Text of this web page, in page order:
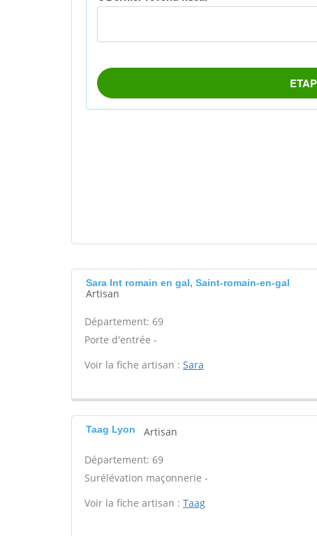
Sara Int romain en gal, Saint-romain-en-gal
Artisan
Département: 69
Porte d'entrée -
Voir la fiche artisan : Sara
Taag Lyon Artisan
Département: 69
Surélévation maçonnerie -
Voir la fiche artisan : Taag